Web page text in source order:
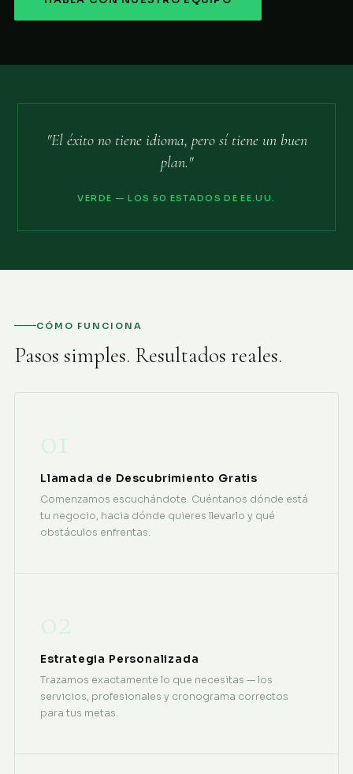
"El éxito no tiene idioma, pero sí tiene un buen
plan."
VERDE — LOS 50 ESTADOS DE EE.UU.
CÓMO FUNCIONA
Pasos simples. Resultados reales.
01
Llamada de Descubrimiento Gratis
Comenzamos escuchándote. Cuéntanos dónde está
tu negocio, hacia dónde quieres llevarlo y qué
obstáculos enfrentas.
02
Estrategia Personalizada
Trazamos exactamente lo que necesitas — los
servicios, profesionales y cronograma correctos
para tus metas.